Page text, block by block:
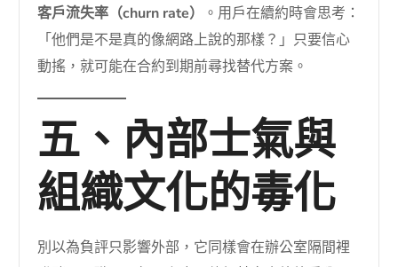
客戶流失率（churn rate）
。用戶在續約時會思考：
「他們是不是真的像網路上說的那樣？」只要信心
動搖，就可能在合約到期前尋找替代方案。
五、內部士氣與
組織文化的毒化
別以為負評只影響外部，它同樣會在辦公室隔間裡